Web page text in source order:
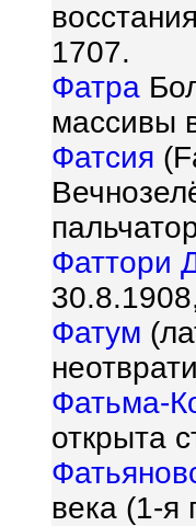
1707.
Фатра
массивы
Фатсия
Фаттори
Фатум
Фатьма-
открыта
века (1-я